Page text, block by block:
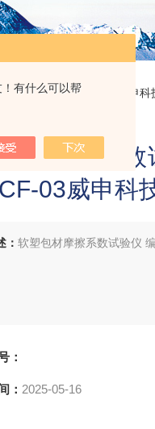
有什么可以帮
摩擦系数仪 WCF-03威申科
包材摩擦系
03威申科
： 软塑包材摩擦系数试验仪
：
： 2025-05-16